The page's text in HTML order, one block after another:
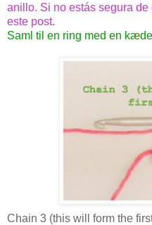
anillo. Si no estás segura
este post.
Saml til en ring med en
Chain 3 (this will form the